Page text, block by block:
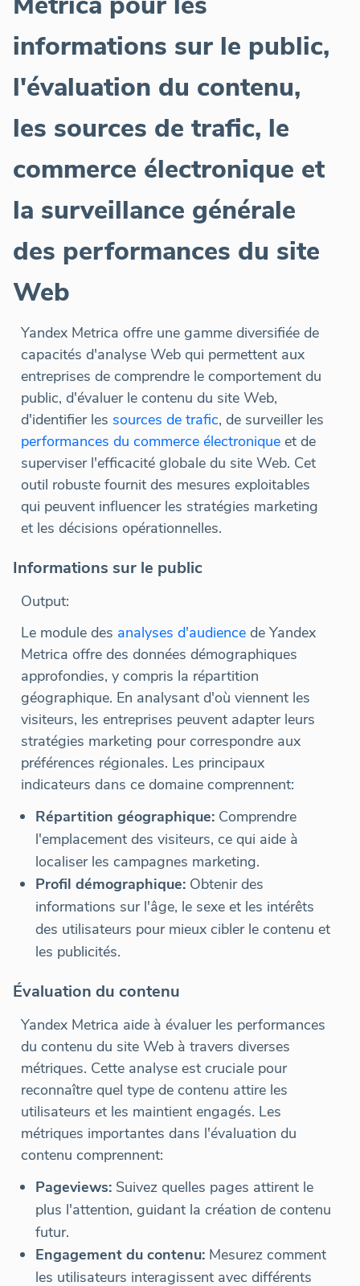
informations sur le public,
l'évaluation du contenu,
les sources de trafic, le
commerce électronique et
la surveillance générale
des performances du site
Web
Yandex Metrica offre une gamme diversifiée de
capacités d'analyse Web qui permettent aux
entreprises de comprendre le comportement du
public, d'évaluer le contenu du site Web,
d'identifier les sources de trafic, de surveiller les
performances du commerce électronique et de
superviser l'efficacité globale du site Web. Cet
outil robuste fournit des mesures exploitables
qui peuvent influencer les stratégies marketing
et les décisions opérationnelles.
Informations sur le public
Output:
Le module des analyses d'audience de Yandex
Metrica offre des données démographiques
approfondies, y compris la répartition
géographique. En analysant d'où viennent les
visiteurs, les entreprises peuvent adapter leurs
stratégies marketing pour correspondre aux
préférences régionales. Les principaux
indicateurs dans ce domaine comprennent:
Répartition géographique: Comprendre
l'emplacement des visiteurs, ce qui aide à
localiser les campagnes marketing.
Profil démographique: Obtenir des
informations sur l'âge, le sexe et les intérêts
des utilisateurs pour mieux cibler le contenu et
les publicités.
Évaluation du contenu
Yandex Metrica aide à évaluer les performances
du contenu du site Web à travers diverses
métriques. Cette analyse est cruciale pour
reconnaître quel type de contenu attire les
utilisateurs et les maintient engagés. Les
métriques importantes dans l'évaluation du
contenu comprennent:
Pageviews: Suivez quelles pages attirent le
plus l'attention, guidant la création de contenu
futur.
Engagement du contenu: Mesurez comment
les utilisateurs interagissent avec différents